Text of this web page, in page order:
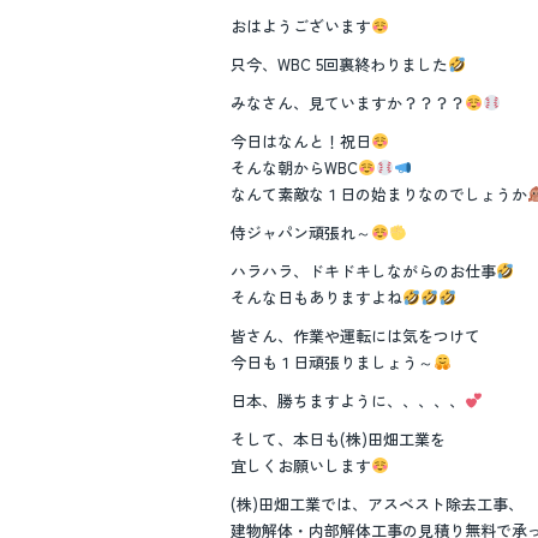
おはようございます
只今、WBC 5回裏終わりました
みなさん、見ていますか？？？？
今日はなんと！祝日
そんな朝からWBC
なんて素敵な１日の始まりなのでしょうか
侍ジャパン頑張れ～
ハラハラ、ドキドキしながらのお仕事
そんな日もありますよね
皆さん、作業や運転には気をつけて
今日も１日頑張りましょう～
日本、勝ちますように、、、、、
そして、本日も(株)田畑工業を
宜しくお願いします
(株)田畑工業では、アスベスト除去工事、
建物解体・内部解体工事の見積り無料で承